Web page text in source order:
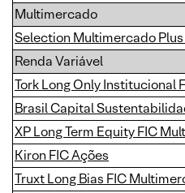
Multimercado
Selection Multimercado Plus
Renda Variável
Tork Long Only Institucional
Brasil Capital
XP Long Term Equity FIC
Kiron FIC Ações
Truxt Long Bias FIC